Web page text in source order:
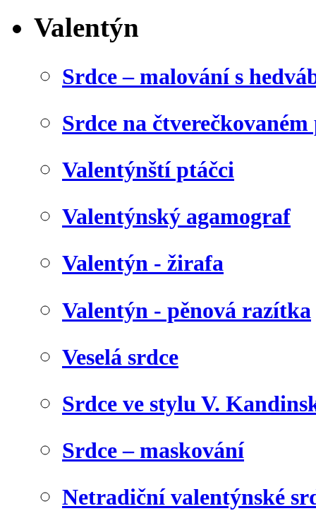
Valentýn
Srdce – malování s
Srdce na
Valentýnští ptáčci
Valentýnský agamograf
Valentýn - žirafa
Valentýn - pěnová razítka
Veselá srdce
Srdce ve stylu V.
Srdce – maskování
Netradiční valentýnské